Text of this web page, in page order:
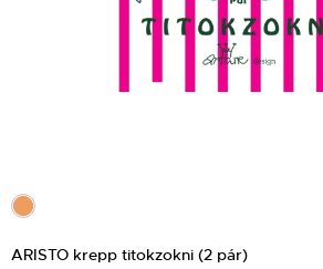
ARISTO krepp titokzokni (2 pár)